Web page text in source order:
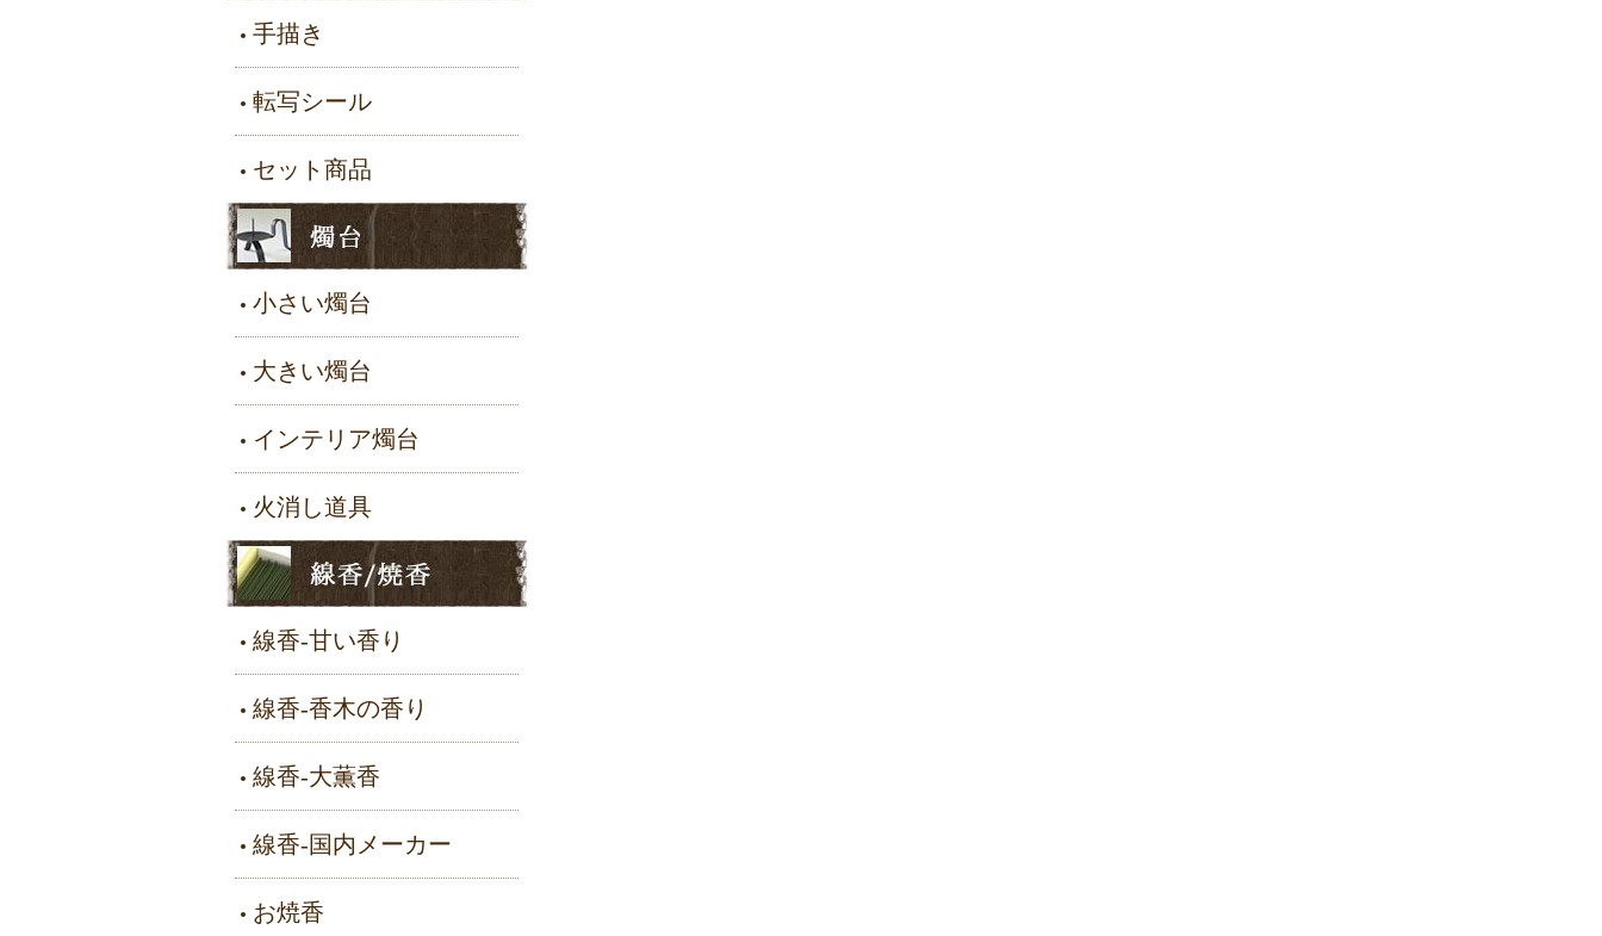
手描き
転写シール
セット商品
小さい燭台
大きい燭台
インテリア燭台
火消し道具
線香-甘い香り
線香-香木の香り
線香-大薫香
線香-国内メーカー
お焼香